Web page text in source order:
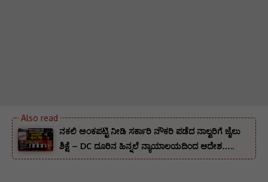
ನಕಲಿ ಅಂಕಪಟ್ಟಿ ನೀಡಿ ಸರ್ಕಾರಿ ನೌಕರಿ ಪಡೆದ ನಾಲ್ವರಿಗೆ ಜೈಲು
ಶಿಕ್ಷೆ – DC ದೂರಿನ ಹಿನ್ನಲೆ ನ್ಯಾಯಾಲಯದಿಂದ ಆದೇಶ…..